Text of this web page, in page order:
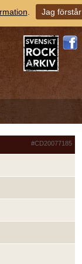
#CD20077185
Jag förstår